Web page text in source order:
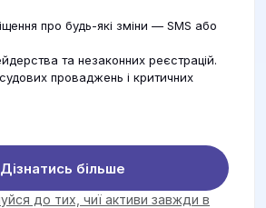
про будь-які зміни — SMS або
та незаконних реєстрацій.
проваджень і критичних
Дізнатись більше
до тих, чиї активи завжди в